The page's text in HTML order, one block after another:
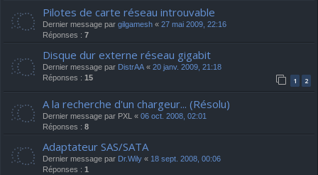
Pilotes de carte réseau introuvable
Dernier message par gilgamesh « 27 mai 2009, 22:16
Réponses : 7
Disque dur externe réseau gigabit
Dernier message par DistrAA « 20 janv. 2009, 21:18
Réponses : 15 1 2
A la recherche d'un chargeur... (Résolu)
Dernier message par PXL « 06 oct. 2008, 02:01
Réponses : 8
Adaptateur SAS/SATA
Dernier message par Dr.Wily « 18 sept. 2008, 00:06
Réponses : 1